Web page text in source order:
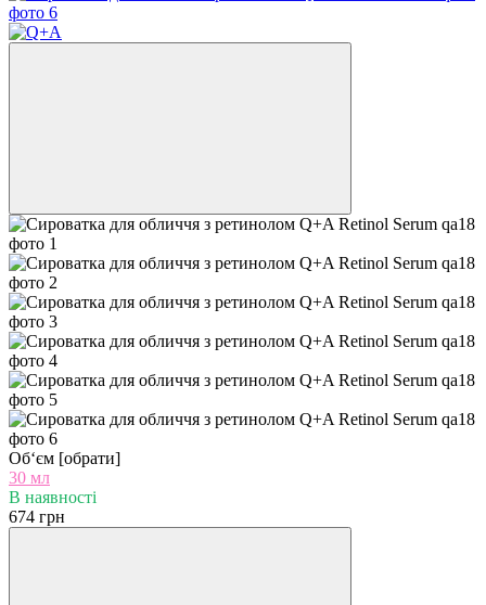
Об‘єм [обрати]
30 мл
В наявності
674 грн